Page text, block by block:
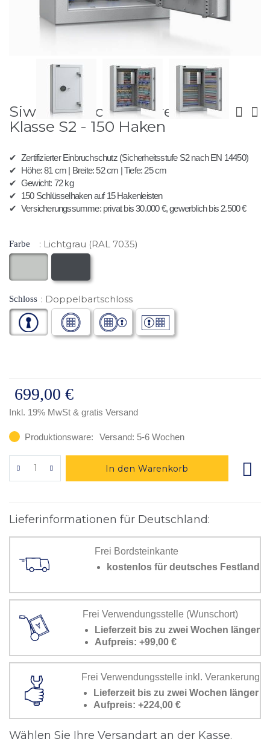
der
Bildergalerie
springen
Siwa 150 - Schlüsseltresor
Klasse S2 - 150 Haken
✔ Zertifizierter Einbruchschutz (Sicherheitsstufe S2 nach EN 14450)
✔ Höhe: 81 cm | Breite: 52 cm | Tiefe: 25 cm
✔ Gewicht: 72 kg
✔ 150 Schlüsselhaken auf 15 Hakenleisten
✔ Versicherungssumme: privat bis 30.000 €, gewerblich bis 2.500 €
Farbe Lichtgrau (RAL 7035)
Schloss Doppelbartschloss
699,00 €
Inkl. 19% MwSt & gratis Versand
Produktionsware: Versand: 5-6 Wochen
In den Warenkorb
Lieferinformationen für Deutschland:
Frei Bordsteinkante
kostenlos für deutsches Festland
Frei Verwendungsstelle (Wunschort)
Lieferzeit bis zu zwei Wochen länger
Aufpreis: +99,00 €
Frei Verwendungsstelle inkl. Verankerung
Lieferzeit bis zu zwei Wochen länger
Aufpreis: +224,00 €
Wählen Sie Ihre Versandart an der Kasse.